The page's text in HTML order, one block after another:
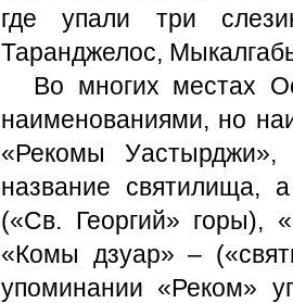
где упали три
Таранджелос,
Во многих местах
наименованиями, но
«Рекомы
название святилища,
(«Св. Георгий» горы),
«Комы дзуар» –
упоминании «Реком»